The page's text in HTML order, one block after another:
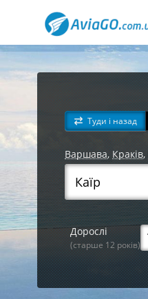
Туди і назад
Варшава, Краків,
Дорослі
(старше 12 років)